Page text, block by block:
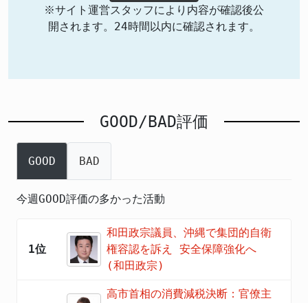
※サイト運営スタッフにより内容が確認後公
開されます。24時間以内に確認されます。
GOOD/BAD評価
GOOD BAD
今週GOOD評価の多かった活動
1位
和田政宗議員、沖縄で集団的自衛
権容認を訴え 安全保障強化へ
(和田政宗)
高市首相の消費減税決断：官僚主